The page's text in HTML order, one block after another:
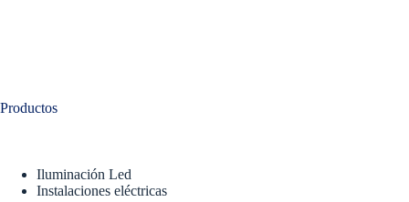
Productos
Iluminación Led
Instalaciones eléctricas